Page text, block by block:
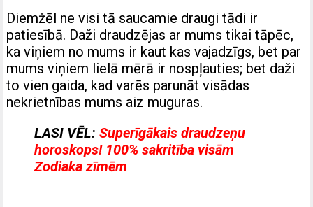
Diemžēl ne visi tā saucamie draugi tādi ir
patiesībā. Daži draudzējas ar mums tikai tāpēc,
ka viņiem no mums ir kaut kas vajadzīgs, bet par
mums viņiem lielā mērā ir nospļauties; bet daži
to vien gaida, kad varēs parunāt visādas
nekrietnības mums aiz muguras.
LASI VĒL:Superīgākais draudzeņu
horoskops! 100% sakritība visām
Zodiaka zīmēm